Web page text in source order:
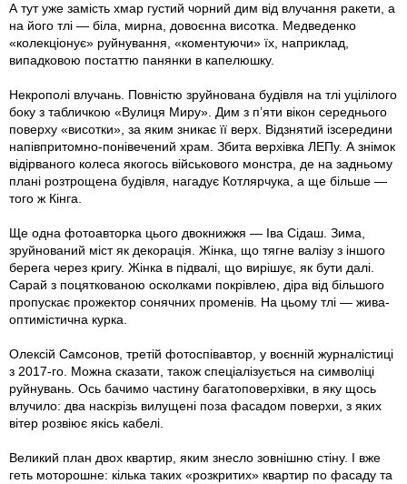
А тут уже замість хмар густий чорний дим від влучання ракети, а
на його тлі — біла, мирна, довоєнна висотка. Медведенко
«колекціонує» руйнування, «коментуючи» їх, наприклад,
випадковою постаттю панянки в капелюшку.
Некрополі влучань. Повністю зруйнована будівля на тлі уцілілого
боку з табличкою «Вулиця Миру». Дим з п’яти вікон середнього
поверху «висотки», за яким зникає її верх. Відзнятий ізсередини
напівпритомно-понівечений храм. Збита верхівка ЛЕПу. А знімок
відірваного колеса якогось військового монстра, де на задньому
плані розтрощена будівля, нагадує Котлярчука, а ще більше —
того ж Кінга.
Ще одна фотоавторка цього двокнижжя — Іва Сідаш. Зима,
зруйнований міст як декорація. Жінка, що тягне валізу з іншого
берега через кригу. Жінка в підвалі, що вирішує, як бути далі.
Сарай з поцяткованою осколками покрівлею, діра від більшого
пропускає прожектор сонячних променів. На цьому тлі — жива-
оптимістична курка.
Олексій Самсонов, третій фотоспівавтор, у воєнній журналістиці
з 2017-го. Можна сказати, також спеціалізується на символіці
руйнувань. Ось бачимо частину багатоповерхівки, в яку щось
влучило: два наскрізь вилущені поза фасадом поверхи, з яких
вітер розвіює якісь кабелі.
Великий план двох квартир, яким знесло зовнішню стіну. І вже
геть моторошне: кілька таких «розкритих» квартир по фасаду та